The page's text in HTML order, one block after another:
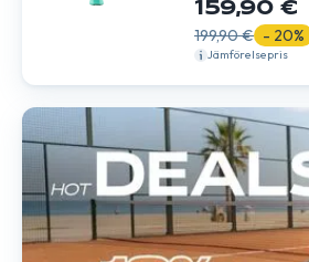
159,90 €
199,90 € - 20%
Jämförelsepris